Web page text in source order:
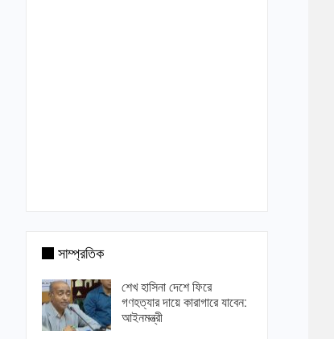
সাম্প্রতিক
শেখ হাসিনা দেশে ফিরে
গণহত্যার দায়ে কারাগারে যাবেন:
আইনমন্ত্রী